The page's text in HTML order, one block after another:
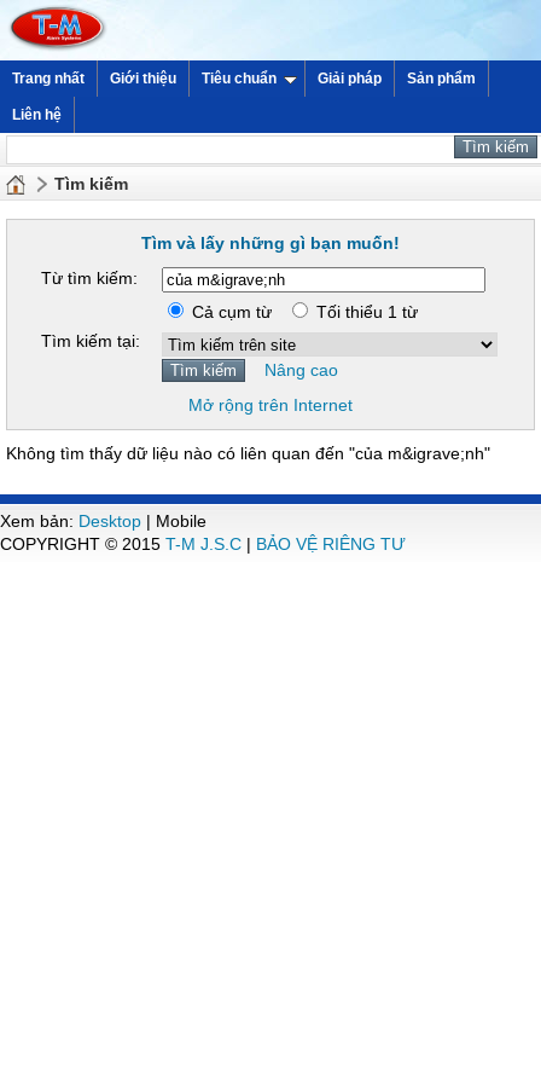
Trang nhất Giới thiệu Tiêu chuẩn Giải pháp Sản phẩm
Liên hệ
Tìm kiếm
Tìm và lấy những gì bạn muốn!
Từ tìm kiếm:
Cả cụm từ
Tối thiểu 1 từ
Tìm kiếm tại:
Nâng cao
Mở rộng trên Internet
Không tìm thấy dữ liệu nào có liên quan đến "của m&igrave;nh"
Xem bản: Desktop | Mobile
COPYRIGHT © 2015 T-M J.S.C | BẢO VỆ RIÊNG TƯ